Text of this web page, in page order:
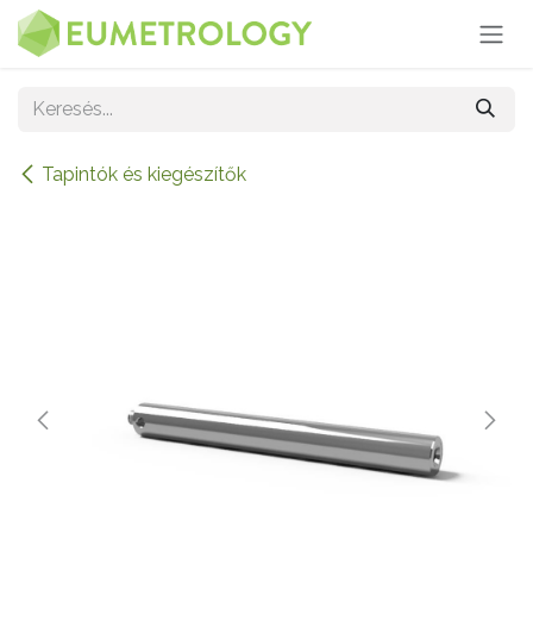
Kihagyás és továbblépés a tartalomhoz
Tapintók és kiegészítők